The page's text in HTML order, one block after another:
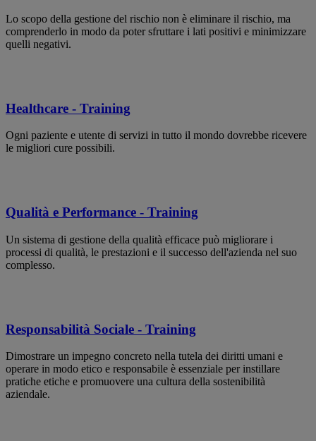
Lo scopo della gestione del rischio non è eliminare il rischio, ma
comprenderlo in modo da poter sfruttare i lati positivi e minimizzare
quelli negativi.
Healthcare - Training
Ogni paziente e utente di servizi in tutto il mondo dovrebbe ricevere
le migliori cure possibili.
Qualità e Performance - Training
Un sistema di gestione della qualità efficace può migliorare i
processi di qualità, le prestazioni e il successo dell'azienda nel suo
complesso.
Responsabilità Sociale - Training
Dimostrare un impegno concreto nella tutela dei diritti umani e
operare in modo etico e responsabile è essenziale per instillare
pratiche etiche e promuovere una cultura della sostenibilità
aziendale.